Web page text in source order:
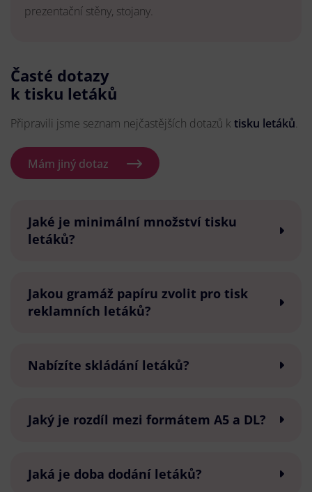
prezentační stěny, stojany.
Časté dotazy
k tisku letáků
Připravili jsme seznam nejčastějších dotazů k tisku letáků.
Mám jiný dotaz
Jaké je minimální množství tisku
letáků?
Jakou gramáž papíru zvolit pro tisk
reklamních letáků?
Nabízíte skládání letáků?
Jaký je rozdíl mezi formátem A5 a DL?
Jaká je doba dodání letáků?